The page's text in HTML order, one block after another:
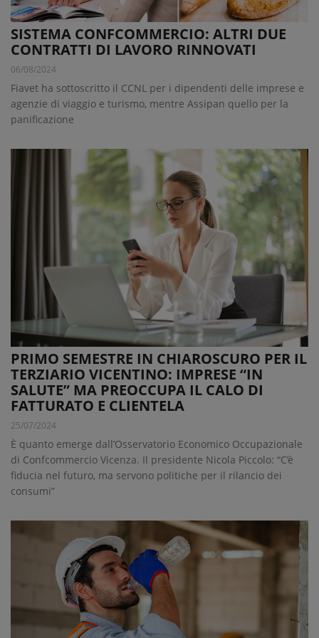
SISTEMA CONFCOMMERCIO: ALTRI DUE
CONTRATTI DI LAVORO RINNOVATI
06/08/2024
Fiavet ha sottoscritto il CCNL per i dipendenti delle imprese e
agenzie di viaggio e turismo, mentre Assipan quello per la
panificazione
PRIMO SEMESTRE IN CHIAROSCURO PER IL
TERZIARIO VICENTINO: IMPRESE “IN
SALUTE” MA PREOCCUPA IL CALO DI
FATTURATO E CLIENTELA
25/07/2024
È quanto emerge dall’Osservatorio Economico Occupazionale
di Confcommercio Vicenza. Il presidente Nicola Piccolo: “C’è
fiducia nel futuro, ma servono politiche per il rilancio dei
consumi”